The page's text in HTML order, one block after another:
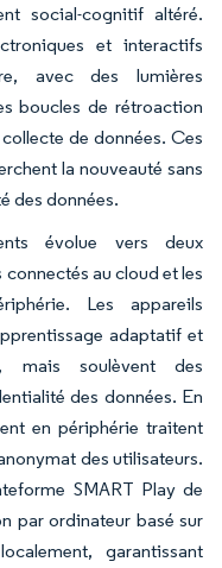
social-cognitif altéré.
et interactifs
avec des lumières
boucles de rétroaction
de données. Ces
la nouveauté sans
des données.
évolue vers deux
au cloud et les
Les appareils
adaptatif et
soulèvent des
des données. En
en périphérie traitent
des utilisateurs.
SMART Play de
par ordinateur basé sur
garantissant